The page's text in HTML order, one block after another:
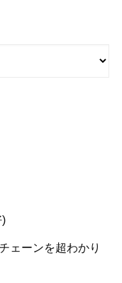
)
ェーンを超わかり